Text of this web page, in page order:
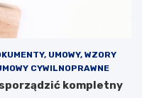
UMOWY, WZORY
CYWILNOPRAWNE
kompletny